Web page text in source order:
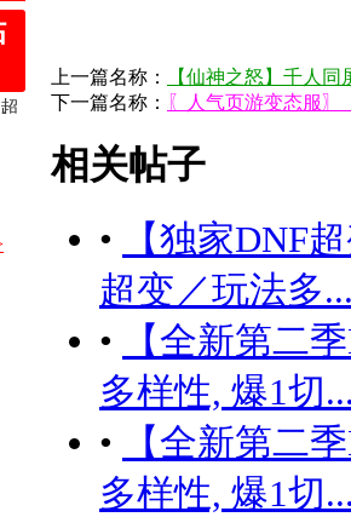
上一篇名称：
【仙神之怒】千人
下一篇名称：
〖人气页游变态服〗
相关帖子
•
【独家DNF
超变／玩法多
•
【全新第二
多样性, 爆1切
•
【全新第二
多样性, 爆1切